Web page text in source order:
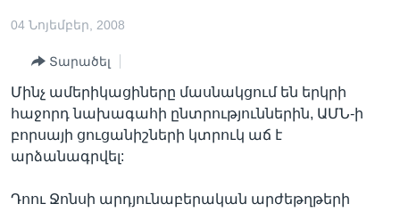
«ԱՄԵՐԻԿԱՅԻ ՁԱՅՆ»-Ի ԿԱՆՈՆԱԴՐՈՒԹՅՈՒՆ
ԿԱՊ ՄԵԶ ՀԵՏ
Learning English
04 Նոյեմբեր, 2008
Տարածել
Մինչ ամերիկացիները մասնակցում են երկրի
հաջորդ նախագահի ընտրություններին, ԱՄՆ-ի
բորսայի ցուցանիշների կտրուկ աճ է
արձանագրվել:
Դոու Ջոնսի արդյունաբերական արժեթղթերի